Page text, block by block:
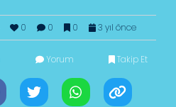
0 0 0 3 yıl önce
Yorum Takip Et